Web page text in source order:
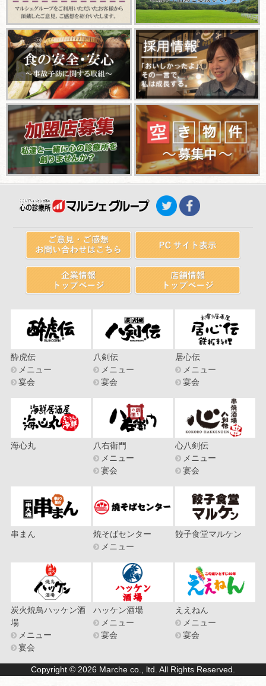
酔虎伝
メニュー
宴会
八剣伝
メニュー
宴会
居心伝
メニュー
宴会
海心丸
八右衛門
メニュー
宴会
心八剣伝
メニュー
宴会
串まん
焼そばセンター
メニュー
餃子食堂マルケン
炭火焼鳥ハッケン酒
場
メニュー
宴会
ハッケン酒場
メニュー
宴会
ええねん
メニュー
宴会
Copyright © 2026 Marche co., ltd. All Rights Reserved.